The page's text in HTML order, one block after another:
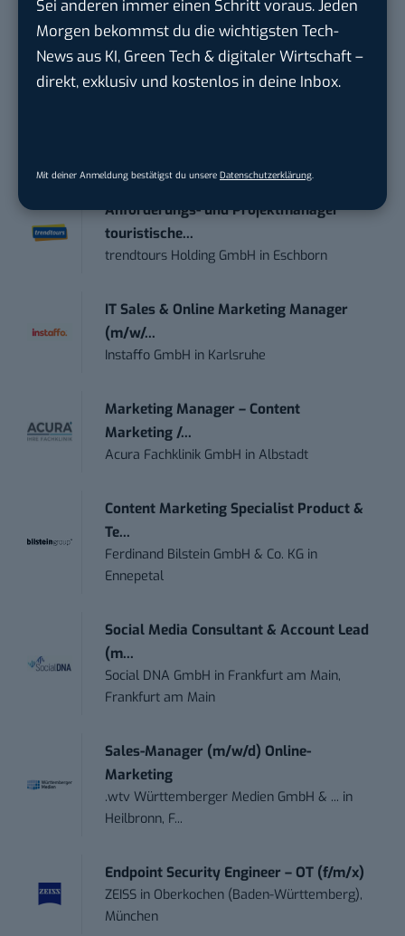
Sei anderen immer einen Schritt voraus. Jeden
Morgen bekommst du die wichtigsten Tech-
News aus KI, Green Tech & digitaler Wirtschaft –
direkt, exklusiv und kostenlos in deine Inbox.
Mit deiner Anmeldung bestätigst du unsere Datenschutzerklärung
damit ihren Vorsprung.Hier kannst du dich
kostenlos anmelden.
STELLENANZEIGEN
Anforderungs- und Projektmanager
touristische...
trendtours Holding GmbH in Eschborn
IT Sales & Online Marketing Manager
(m/w/...
Instaffo GmbH in Karlsruhe
Marketing Manager – Content
Marketing /...
Acura Fachklinik GmbH inAlbstadt
Content Marketing Specialist Product &
Te...
Ferdinand Bilstein GmbH & Co. KG in
Ennepetal
Social Media Consultant & Account Lead
(m...
Social DNA GmbH in Frankfurt am Main,
Frankfurt am Main
Sales-Manager (m/w/d) Online-
Marketing
.wtv Württemberger Medien GmbH & ... in
Heilbronn, F...
Endpoint Security Engineer – OT (f/m/x)
ZEISS in Oberkochen (Baden-Württemberg),
München